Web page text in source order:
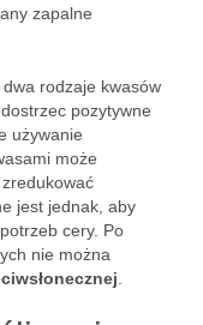
zapalne
rodzaje kwasów
pozytywne
używanie
może
jest jednak, aby
cery. Po
nie można